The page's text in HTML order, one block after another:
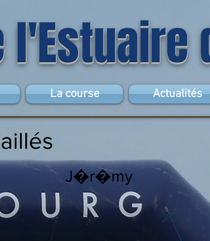
l'Estuaire
La course Actualités
J�r�my